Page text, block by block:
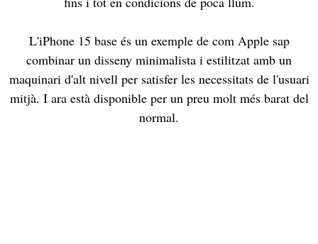
L'iPhone 15 base és un exemple de com Apple sap
combinar un disseny minimalista i estilitzat amb un
maquinari d'alt nivell per satisfer les necessitats de l'usuari
mitjà. I ara està disponible per un preu molt més barat del
normal.